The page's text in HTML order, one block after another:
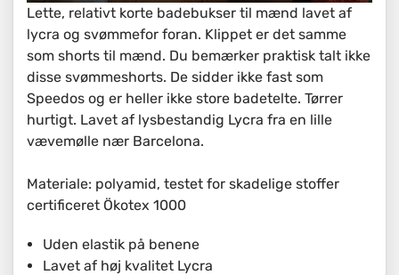
Lette, relativt korte badebukser til mænd lavet af
lycra og svømmefor foran. Klippet er det samme
som shorts til mænd. Du bemærker praktisk talt ikke
disse svømmeshorts. De sidder ikke fast som
Speedos og er heller ikke store badetelte. Tørrer
hurtigt. Lavet af lysbestandig Lycra fra en lille
vævemølle nær Barcelona.
Materiale: polyamid, testet for skadelige stoffer
certificeret Ökotex 1000
Uden elastik på benene
Lavet af høj kvalitet Lycra